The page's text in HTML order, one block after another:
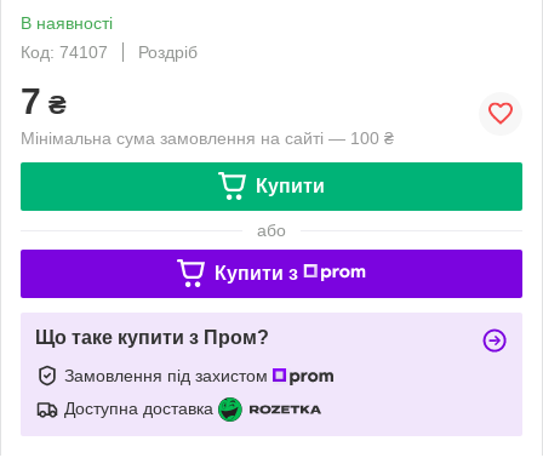
В наявності
Код: 74107
Роздріб
7 ₴
Мінімальна сума замовлення на сайті — 100 ₴
Купити
або
Купити з
Що таке купити з Пром?
Замовлення під захистом
Доступна доставка